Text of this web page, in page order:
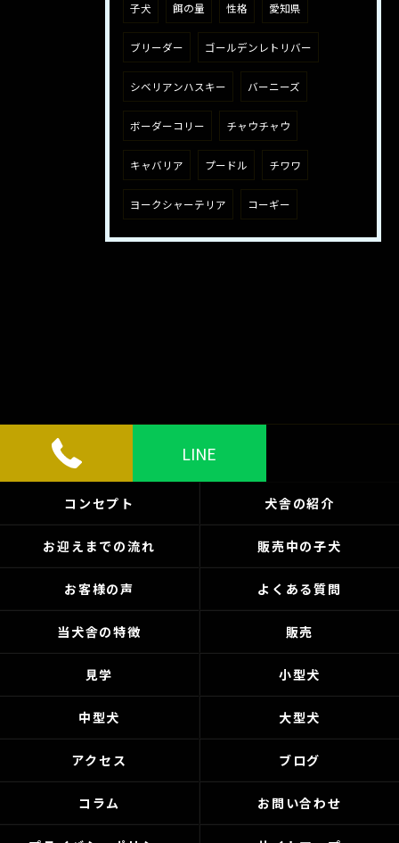
子犬 餌の量 性格 愛知県
ブリーダー ゴールデンレトリバー
シベリアンハスキー バーニーズ
ボーダーコリー チャウチャウ
キャバリア プードル チワワ
ヨークシャーテリア コーギー
LINE
コンセプト 犬舎の紹介
お迎えまでの流れ 販売中の子犬
お客様の声 よくある質問
当犬舎の特徴 販売
見学 小型犬
中型犬 大型犬
アクセス ブログ
コラム お問い合わせ